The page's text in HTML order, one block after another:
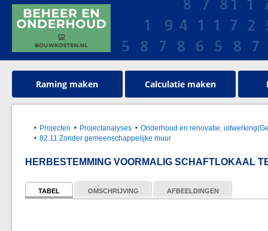
Raming maken Calculatie maken
Projecten Projectanalyses
Onderhoud en renovatie,
82.11 Zonder gemeenschappelijke muur
HERBESTEMMING VOORMALIG SCHAFTLOKAAL
TABEL OMSCHRIJVING AFBEELDINGEN